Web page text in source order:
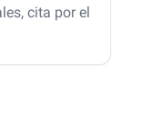
cita por el